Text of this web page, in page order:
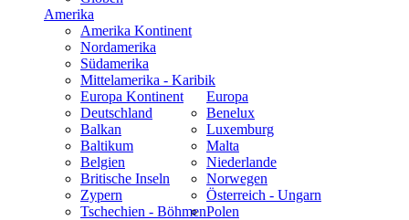
Amerika
Amerika Kontinent
Nordamerika
Südamerika
Mittelamerika - Karibik
Europa
Europa Kontinent
Deutschland
Balkan
Baltikum
Belgien
Britische Inseln
Zypern
Tschechien - Böhmen
Benelux
Luxemburg
Malta
Niederlande
Norwegen
Österreich - Ungarn
Polen